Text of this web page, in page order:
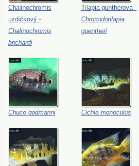
Chalinochromis
uzdičkový -
Chalinochromis
brichardi
Tilapia guntherova -
Chromidotilapia
guentheri
Chuco godmanni Cichla monoculus